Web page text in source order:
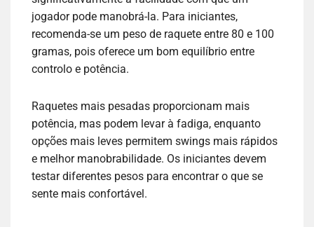
jogador pode manobrá-la. Para iniciantes,
recomenda-se um peso de raquete entre 80 e 100
gramas, pois oferece um bom equilíbrio entre
controlo e potência.
Raquetes mais pesadas proporcionam mais
potência, mas podem levar à fadiga, enquanto
opções mais leves permitem swings mais rápidos
e melhor manobrabilidade. Os iniciantes devem
testar diferentes pesos para encontrar o que se
sente mais confortável.